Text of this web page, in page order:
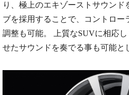
り、極上のエキゾーストサウン
ブを採用することで、コントロー
調整も可能。 上質なSUVに相応
せたサウンドを奏でる事も可能と